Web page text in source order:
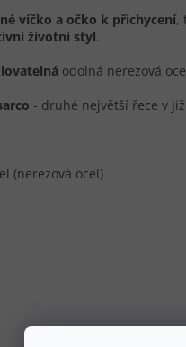
víčko a očko k přichycení,
životní styl.
odolná nerezová
- druhé největší řece v
(nerezová ocel)